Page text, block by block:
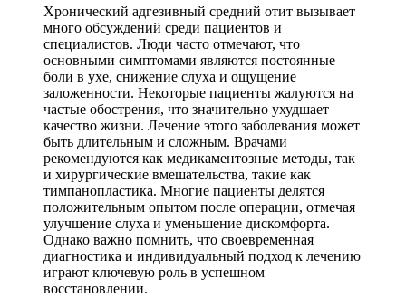
Хронический адгезивный средний отит вызывает
много обсуждений среди пациентов и
специалистов. Люди часто отмечают, что
основными симптомами являются постоянные
боли в ухе, снижение слуха и ощущение
заложенности. Некоторые пациенты жалуются на
частые обострения, что значительно ухудшает
качество жизни. Лечение этого заболевания может
быть длительным и сложным. Врачами
рекомендуются как медикаментозные методы, так
и хирургические вмешательства, такие как
тимпанопластика. Многие пациенты делятся
положительным опытом после операции, отмечая
улучшение слуха и уменьшение дискомфорта.
Однако важно помнить, что своевременная
диагностика и индивидуальный подход к лечению
играют ключевую роль в успешном
восстановлении.